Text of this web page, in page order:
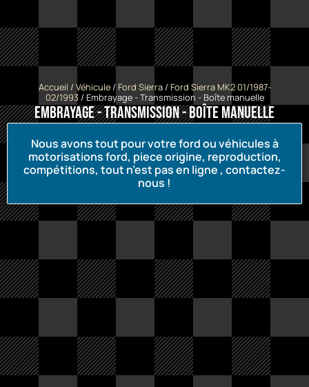
Accueil / Véhicule/ Ford Sierra/ Ford Sierra MK2 01/1987-
02/1993/ Embrayage - Transmission - Boîte manuelle
Embrayage - Transmission - Boîte manuelle
Nous avons tout pour votre ford ou véhicules à
motorisations ford, piece origine, reproduction,
compétitions, tout n’est pas en ligne , contactez-
nous !